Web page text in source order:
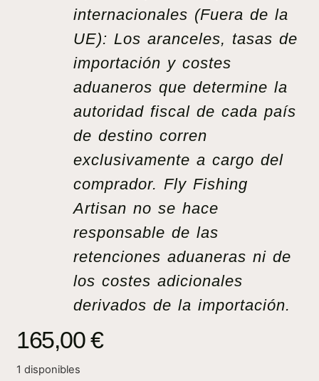
internacionales (Fuera de la
UE): Los aranceles, tasas de
importación y costes
aduaneros que determine la
autoridad fiscal de cada país
de destino corren
exclusivamente a cargo del
comprador. Fly Fishing
Artisan no se hace
responsable de las
retenciones aduaneras ni de
los costes adicionales
derivados de la importación.
165,00€
1 disponibles